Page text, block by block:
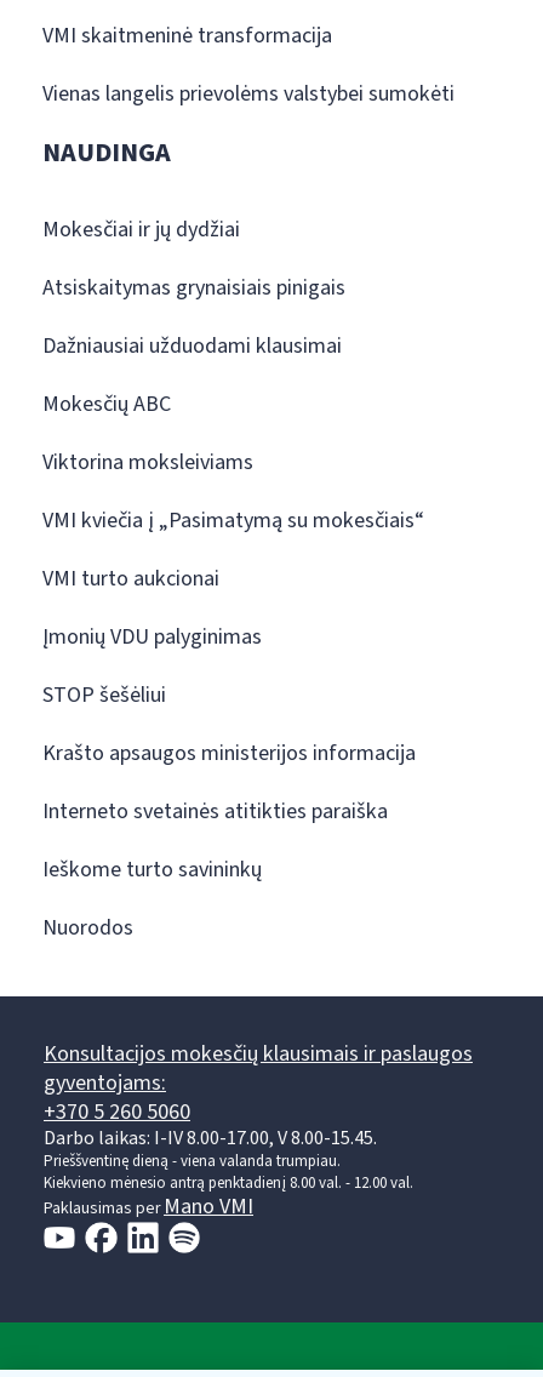
VMI skaitmeninė transformacija
Vienas langelis prievolėms valstybei sumokėti
NAUDINGA
Mokesčiai ir jų dydžiai
Atsiskaitymas grynaisiais pinigais
Dažniausiai užduodami klausimai
Mokesčių ABC
Viktorina moksleiviams
VMI kviečia į „Pasimatymą su mokesčiais“
VMI turto aukcionai
Įmonių VDU palyginimas
STOP šešėliui
Krašto apsaugos ministerijos informacija
Interneto svetainės atitikties paraiška
Ieškome turto savininkų
Nuorodos
Konsultacijos mokesčių klausimais ir paslaugos
gyventojams:
+370 5 260 5060
Darbo laikas: I-IV 8.00-17.00, V 8.00-15.45.
Prieššventinę dieną - viena valanda trumpiau.
Kiekvieno mėnesio antrą penktadienį 8.00 val. - 12.00 val.
Paklausimas per Mano VMI